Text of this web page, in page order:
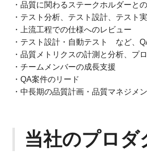
・品質に関わるステークホルダーと
・テスト分析、テスト設計、テスト
・上流工程での仕様へのレビュー
・テスト設計・自動テスト など、
・品質メトリクスの計測と分析、プ
・チームメンバーの成長支援
・QA案件のリード
・中長期の品質計画・品質マネジメ
当社のプロダ